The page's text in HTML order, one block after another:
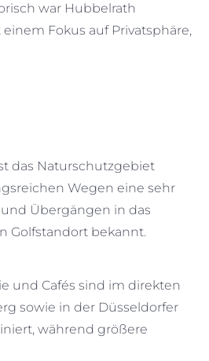
war Hubbelrath
Fokus auf Privatsphäre,
das Naturschutzgebiet
Wegen eine sehr
Übergängen in das
Golfstandort bekannt.
und Cafés sind im direkten
sowie in der Düsseldorfer
während größere